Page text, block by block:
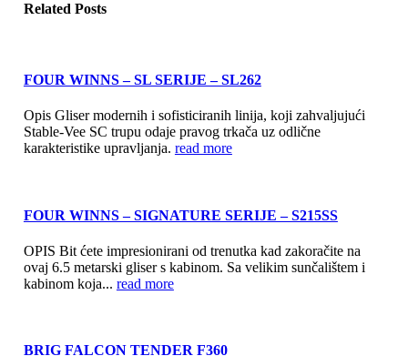
Related Posts
FOUR WINNS – SL SERIJE – SL262
Opis Gliser modernih i sofisticiranih linija, koji zahvaljujući
Stable-Vee SC trupu odaje pravog trkača uz odlične
karakteristike upravljanja. read more
FOUR WINNS – SIGNATURE SERIJE – S215SS
OPIS Bit ćete impresionirani od trenutka kad zakoračite na
ovaj 6.5 metarski gliser s kabinom. Sa velikim sunčalištem i
kabinom koja... read more
BRIG FALCON TENDER F360